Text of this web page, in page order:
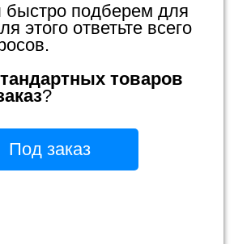
подберем для
этого ответьте всего
товаров
?
Под заказ